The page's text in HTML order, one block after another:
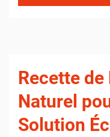
Recette
Naturel
Solution